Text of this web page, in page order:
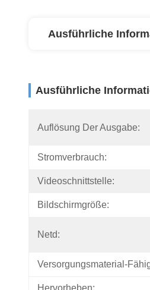
Ausführliche
Ausführliche
Auflösung Der Ausgabe:
Stromverbrauch:
Videoschnittstelle:
Bildschirmgröße:
Netd:
Versorgungsmaterial-
Hervorheben: